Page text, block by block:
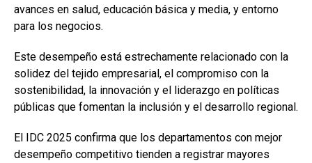
avances en salud, educación básica y media, y entorno
para los negocios.
Este desempeño está estrechamente relacionado con la
solidez del tejido empresarial, el compromiso con la
sostenibilidad, la innovación y el liderazgo en políticas
públicas que fomentan la inclusión y el desarrollo regional.
El IDC 2025 confirma que los departamentos con mejor
desempeño competitivo tienden a registrar mayores